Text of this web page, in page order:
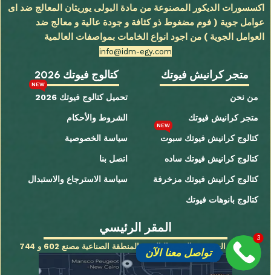
اكسسورات الديكور المصنوعة من مادة البولى يوريثان المعالج ضد اى
عوامل جوية ( فوم مضغوط ذو كثافة و جودة عالية و معالج ضد
العوامل الجوية ) من اجود انواع الخامات بمواصفات العالمية
info@idm-egy.com
متجر كرانيش فيوتك
من نحن
متجر كرانيش فيوتك
كتالوج كرانيش فيوتك سبوت
NEW
كتالوج كرانيش فيوتك ساده
كتالوج كرانيش فيوتك مزخرفة
كتالوج بانوهات فيوتك
كتالوج فيوتك 2026
تحميل كتالوج فيوتك 2026
NEW
الشروط والأحكام
سياسة الخصوصية
اتصل بنا
سياسة الاسترجاع والاستبدال
المقر الرئيسي
القاهرة الجديدة - التجمع الثالث - المنطقة الصناعية مصنع 602 و 744
تواصل معنا الآن
3